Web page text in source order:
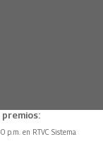
p.m. en RTVC Sistema